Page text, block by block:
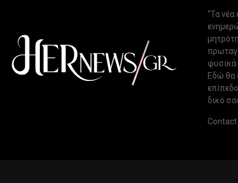
“Τα
φυσικά
Εδώ θα
δικό
Contact